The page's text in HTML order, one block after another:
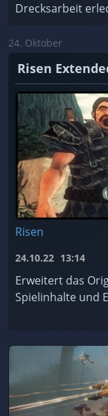
Drecksarbeit
24. Oktober
Risen
Risen
24.10.22 13:14
Erweitert das
Spielinhalte und